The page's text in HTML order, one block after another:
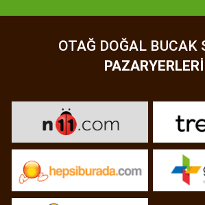
OTAĞ DOĞAL BUCAK
PAZARYERLERI